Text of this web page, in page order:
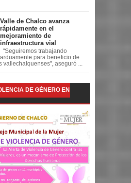
Valle de Chalco avanza
rápidamente en el
mejoramiento de
infraestructura vial
"Seguiremos trabajando
arduamente para beneficio de
vallechalquenses", aseguró ...
DE GÉNERO EN